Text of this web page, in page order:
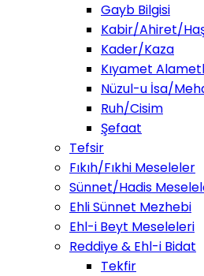
Gayb Bilgisi
Kabir/Ahiret/
Kader/Kaza
Kıyamet
Nüzul-u İsa/
Ruh/Cisim
Şefaat
Tefsir
Fıkıh/Fıkhi Meseleler
Sünnet/Hadis
Ehli Sünnet Mezhebi
Ehl-i Beyt Meseleleri
Reddiye & Ehl-i Bidat
Tekfir